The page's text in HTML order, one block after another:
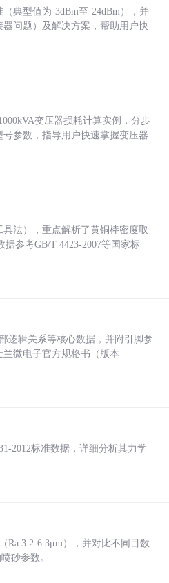
典型值为-3dBm至-24dBm），并
问题）及解决方案，帮助用户快
变压器损耗计算实例，分步
参数，指导用户快速掌握变压器
法），重点解析了黄铜棒密度取
参考GB/T 4423-2007等国家标
逻辑关系等核心数据，并附引脚参
微电子官方规格书（版本
2012标准数据，详细分析其力学
Ra 3.2-6.3μm），并对比不同目数
砂参数。